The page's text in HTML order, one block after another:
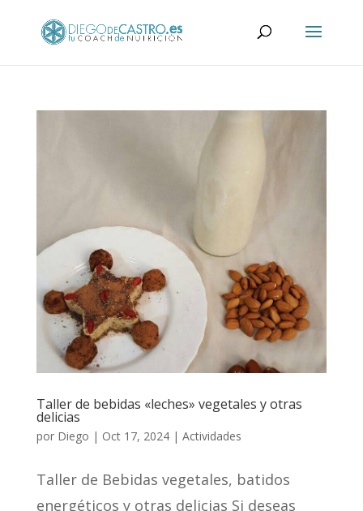
Taller de bebidas «leches» vegetales y otras
delicias
por Diego | Oct 17, 2024| Actividades
Taller de Bebidas vegetales, batidos
energéticos y otras delicias Si deseas